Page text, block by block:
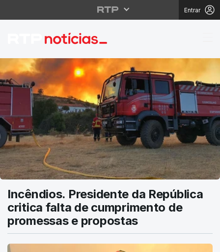
Entrar
RTP Notícias
Incêndios. Presidente da República
critica falta de cumprimento de
promessas e propostas